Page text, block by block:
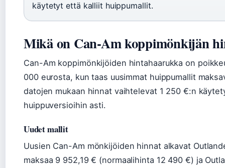
käytetyt että kalliit huippumallit.
Mikä on Can-Am koppimönkijän
Can-Am koppimönkijöiden hintahaarukka on
000 eurosta, kun taas uusimmat huippumallit
datojen mukaan hinnat vaihtelevat 1 250 €:n
huippuversioihin asti.
Uudet mallit
Uusien Can-Am mönkijöiden hinnat alkavat
maksaa 9 952,19 € (normaalihinta 12 490 €) ja